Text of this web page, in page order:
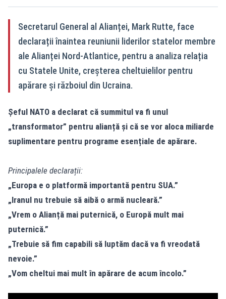
Secretarul General al Alianței, Mark Rutte, face
declarații înaintea reuniunii liderilor statelor membre
ale Alianței Nord-Atlantice, pentru a analiza relația
cu Statele Unite, creșterea cheltuielilor pentru
apărare și războiul din Ucraina.
Șeful NATO a declarat că summitul va fi unul
„transformator” pentru alianță și că se vor aloca miliarde
suplimentare pentru programe esențiale de apărare.
Principalele declarații:
„Europa e o platformă importantă pentru SUA.”
„Iranul nu trebuie să aibă o armă nucleară.”
„Vrem o Alianță mai puternică, o Europă mult mai
puternică.”
„Trebuie să fim capabili să luptăm dacă va fi vreodată
nevoie.”
„Vom cheltui mai mult în apărare de acum încolo.”